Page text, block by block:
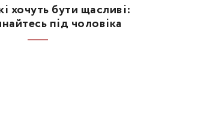
хочуть бути щасливі:
під чоловіка